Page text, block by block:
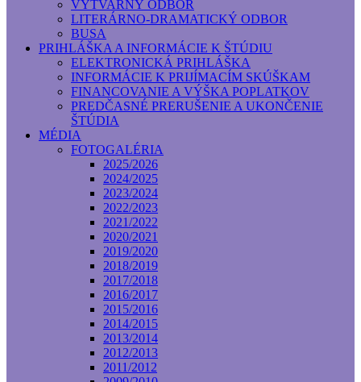
VÝTVARNÝ ODBOR
LITERÁRNO-DRAMATICKÝ ODBOR
BUSA
PRIHLÁŠKA A INFORMÁCIE K ŠTÚDIU
ELEKTRONICKÁ PRIHLÁŠKA
INFORMÁCIE K PRIJÍMACÍM SKÚŠKAM
FINANCOVANIE A VÝŠKA POPLATKOV
PREDČASNÉ PRERUŠENIE A UKONČENIE
ŠTÚDIA
MÉDIA
FOTOGALÉRIA
2025/2026
2024/2025
2023/2024
2022/2023
2021/2022
2020/2021
2019/2020
2018/2019
2017/2018
2016/2017
2015/2016
2014/2015
2013/2014
2012/2013
2011/2012